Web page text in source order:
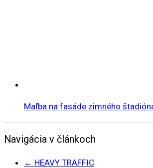
Maľba na fasáde zimného
Navigácia v článkoch
← HEAVY TRAFFIC